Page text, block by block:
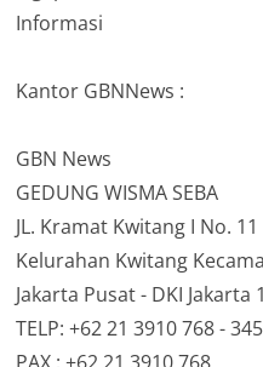
Informasi
Kantor GBNNews :
GBN News
GEDUNG WISMA SEBA
JL. Kramat Kwitang I No.
Kelurahan Kwitang
Jakarta Pusat - DKI Jakarta
TELP: +62 21 3910 768 -